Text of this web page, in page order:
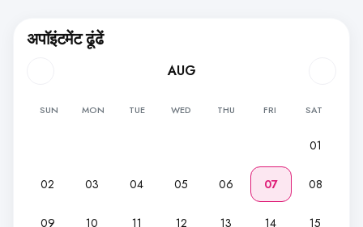
अपॉइंटमेंट ढूंढें
AUG
SUN MON TUE WED THU FRI SAT
01
02 03 04 05 06 07 08
09 10 11 12 13 14 15